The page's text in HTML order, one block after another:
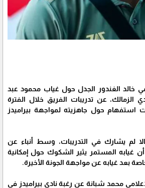
خالد الغندور الجدل حول غياب محمود عبد
الزمالك، عن تدريبات الفريق خلال الفترة
استفهام حول جاهزيته لمواجهة بيراميدز
لم يشارك في التدريبات، وسط أنباء عن
أن غيابه المستمر يثير الشكوك حول إمكانية
خاصة بعد غيابه عن مواجهة الجونة الأخيرة.
محمد شبانة عن رغبة نادي بيراميدز في